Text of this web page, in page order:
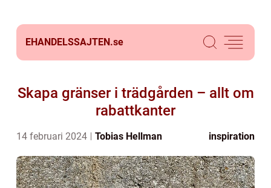
EHANDELSSAJTEN.se
Skapa gränser i trädgården – allt om
rabattkanter
14 februari 2024 Tobias Hellman inspiration